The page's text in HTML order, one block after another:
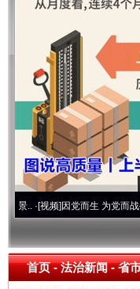
视频]因党而生 为党而战——百
首页- 法治新闻 -省